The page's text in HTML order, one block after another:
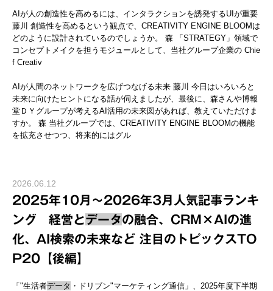
AIが人の創造性を高めるには、インタラクションを誘発するUIが重要
藤川 創造性を高めるという観点で、CREATIVITY ENGINE BLOOMは
どのように設計されているのでしょうか。 森 「STRATEGY」領域で
コンセプトメイクを担うモジュールとして、当社グループ企業の Chie
f Creativ
AIが人間のネットワークを広げつなげる未来 藤川 今日はいろいろと
未来に向けたヒントになる話が伺えましたが、最後に、森さんや博報
堂ＤＹグループが考えるAI活用の未来図があれば、教えていただけま
すか。 森 当社グループでは、CREATIVITY ENGINE BLOOMの機能
を拡充させつつ、将来的にはグル
2026.06.12
2025年10月～2026年3月人気記事ランキ
ング 経営とデータの融合、CRM×AIの進
化、AI検索の未来など 注目のトピックスTO
P20【後編】
「"生活者データ ・ドリブン"マーケティング通信」、2025年度下半期